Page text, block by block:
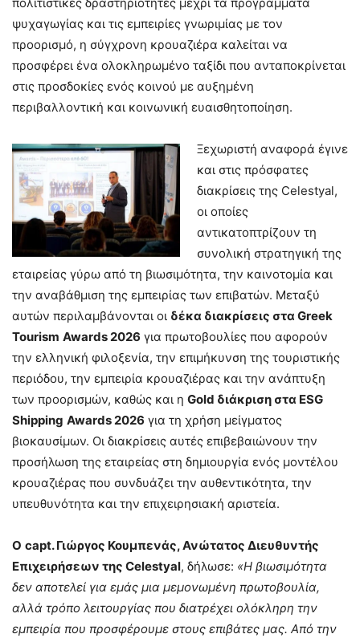
πολιτιστικές δραστηριότητες μέχρι τα προγράμματα
ψυχαγωγίας και τις εμπειρίες γνωριμίας με τον
προορισμό, η σύγχρονη κρουαζιέρα καλείται να
προσφέρει ένα ολοκληρωμένο ταξίδι που ανταποκρίνεται
στις προσδοκίες ενός κοινού με αυξημένη
περιβαλλοντική και κοινωνική ευαισθητοποίηση.
Ξεχωριστή αναφορά έγινε
και στις πρόσφατες
διακρίσεις της Celestyal,
οι οποίες
αντικατοπτρίζουν τη
συνολική στρατηγική της
εταιρείας γύρω από τη βιωσιμότητα, την καινοτομία και
την αναβάθμιση της εμπειρίας των επιβατών. Μεταξύ
αυτών περιλαμβάνονται οι δέκα διακρίσεις στα Greek
Tourism Awards2026 για πρωτοβουλίες που αφορούν
την ελληνική φιλοξενία, την επιμήκυνση της τουριστικής
περιόδου, την εμπειρία κρουαζιέρας και την ανάπτυξη
των προορισμών, καθώς και η Gold διάκριση στα ESG
Shipping Awards2026 για τη χρήση μείγματος
βιοκαυσίμων. Οι διακρίσεις αυτές επιβεβαιώνουν την
προσήλωση της εταιρείας στη δημιουργία ενός μοντέλου
κρουαζιέρας που συνδυάζει την αυθεντικότητα, την
υπευθυνότητα και την επιχειρησιακή αριστεία.
Ο capt. Γιώργος Κουμπενάς, Ανώτατος Διευθυντής
Επιχειρήσεων της Celestyal, δήλωσε: «Η βιωσιμότητα
δεν αποτελεί για εμάς μια μεμονωμένη πρωτοβουλία,
αλλά τρόπο λειτουργίας που διατρέχει ολόκληρη την
εμπειρία που προσφέρουμε στους επιβάτες μας. Από την